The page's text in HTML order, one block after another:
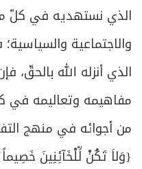
الذي نستهديه في كلّ
والاجتماعية
الذي أنزله الله بالحقّ،
مفاهيمه وتعاليمه
من أجوائه في منهج
{وَلاَ تَكُنْ لِّلْخَآئِنِينَ خَصِيماً